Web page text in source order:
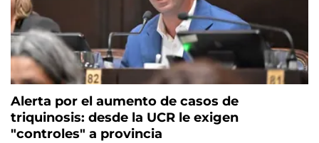
Alerta por el aumento de casos de
triquinosis: desde la UCR le exigen
"controles" a provincia